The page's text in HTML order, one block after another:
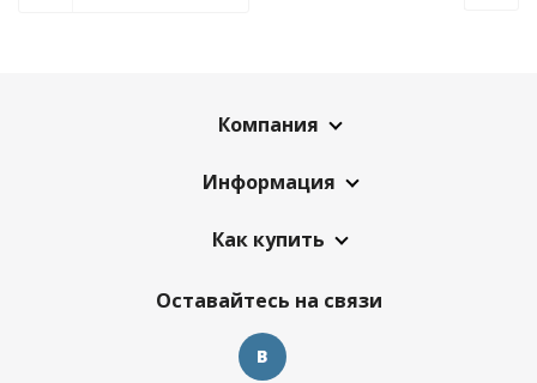
Компания
Информация
Как купить
Оставайтесь на связи